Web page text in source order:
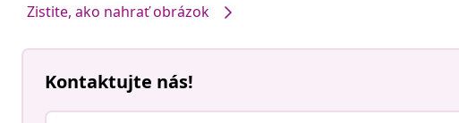
Zistite, ako nahrať obrázok
Kontaktujte nás!